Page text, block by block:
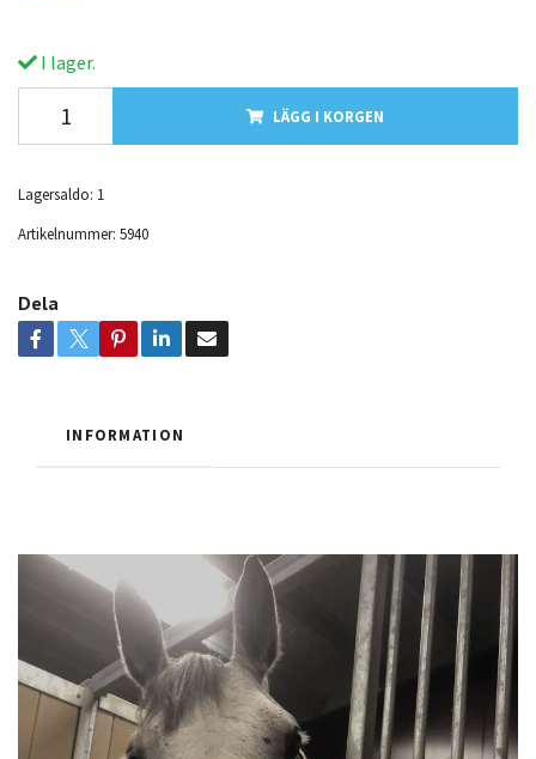
I lager.
LÄGG I KORGEN
Lagersaldo: 1
Artikelnummer: 5940
Dela
INFORMATION